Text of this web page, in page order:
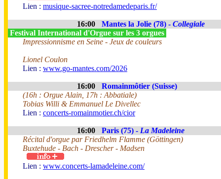
Lien : musique-sacree-notredamedeparis.fr/
16:00 Mantes la Jolie (78) - Collegiale
Festival International d'Orgue sur les 3 orgues
Impressionnisme en Seine - Jeux de couleurs
Lionel Coulon
Lien : www.go-mantes.com/2026
16:00
Romainmôtier (Suisse)
(16h : Orgue Alain, 17h : Abbatiale)
Tobias Willi & Emmanuel Le Divellec
Lien : concerts-romainmotier.ch/cior
16:00 Paris (75) - La Madeleine
Récital d'orgue par Friedhelm Flamme (Göttingen)
Buxtehude - Bach - Drescher - Madsen
Lien : www.concerts-lamadeleine.com/